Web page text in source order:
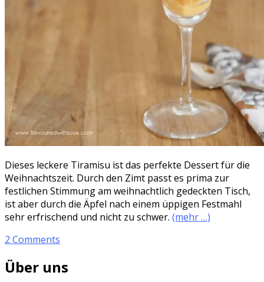
Dieses leckere Tiramisu ist das perfekte Dessert für die
Weihnachtszeit. Durch den Zimt passt es prima zur
festlichen Stimmung am weihnachtlich gedeckten Tisch,
ist aber durch die Äpfel nach einem üppigen Festmahl
sehr erfrischend und nicht zu schwer. (mehr …)
2 Comments
Über uns